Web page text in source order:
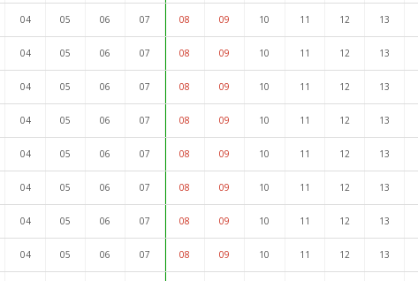
04 05 06 07 08 09 10 11 12 13
04 05 06 07 08 09 10 11 12 13
04 05 06 07 08 09 10 11 12 13
04 05 06 07 08 09 10 11 12 13
04 05 06 07 08 09 10 11 12 13
04 05 06 07 08 09 10 11 12 13
04 05 06 07 08 09 10 11 12 13
04 05 06 07 08 09 10 11 12 13